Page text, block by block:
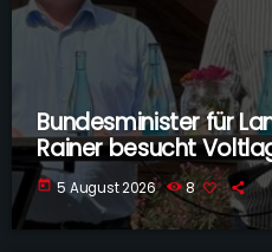
Bundesminister für
Rainer besucht
today 5 August 2026 8